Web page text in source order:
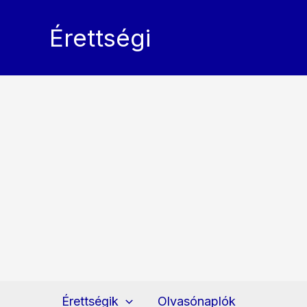
Érettségi
Érettségik Olvasónaplók